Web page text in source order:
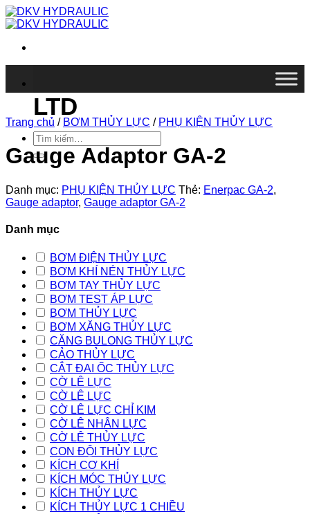
Chuyển
đến
dung
LTD
Tìm
kiếm:
Trang chủ / BƠM THỦY LỰC / PHỤ KIỆN THỦY LỰC
Gauge Adaptor GA-2
Danh mục: PHỤ KIỆN THỦY LỰC Thẻ: Enerpac GA-2,
Gauge adaptor, Gauge adaptor GA-2
Danh mục
BƠM ĐIỆN THỦY LỰC
BƠM KHÍ NÉN THỦY LỰC
BƠM TAY THỦY LỰC
BƠM TEST ÁP LỰC
BƠM THỦY LỰC
BƠM XĂNG THỦY LỰC
CĂNG BULONG THỦY LỰC
CẢO THỦY LỰC
CẮT ĐAI ỐC THỦY LỰC
CỜ LÊ LỰC
CỜ LÊ LỰC
CỜ LÊ LỰC CHỈ KIM
CỜ LÊ NHÂN LỰC
CỜ LÊ THỦY LỰC
CON ĐỘI THỦY LỰC
KÍCH CƠ KHÍ
KÍCH MÓC THỦY LỰC
KÍCH THỦY LỰC
KÍCH THỦY LỰC 1 CHIỀU